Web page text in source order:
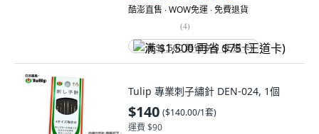
酷澎直售 ∙ WOW免運 ∙ 免費退貨
(4)
满 $1,500 再省 $75 (王道卡)
Tulip 專業刺子繡針 DEN-024, 1個
$140 ($140.00/1套)
運費 $90